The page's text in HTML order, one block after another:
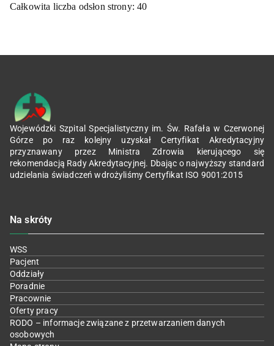
Całkowita liczba odsłon strony:40
Wojewódzki Szpital Specjalistyczny im. Św. Rafała w Czerwonej
Górze po raz kolejny uzyskał Certyfikat Akredytacyjny
przyznawany przez Ministra Zdrowia kierującego się
rekomendacją Rady Akredytacyjnej. Dbając o najwyższy standard
udzielania świadczeń wdrożyliśmy Certyfikat ISO 9001:2015
Na skróty
WSS
Pacjent
Oddziały
Poradnie
Pracownie
Oferty pracy
RODO – informacje związane z przetwarzaniem danych
osobowych